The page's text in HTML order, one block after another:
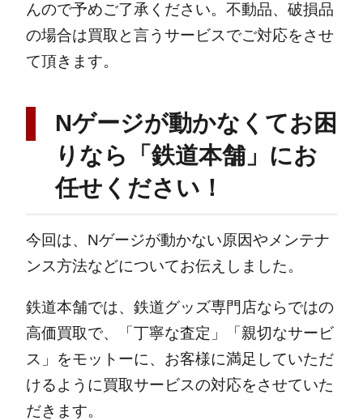
んので予めご了承ください。不動品、破損品
の場合は買取と言うサービスでご対応をさせ
て頂きます。
Nゲージが動かなくてお困
りなら「鉄道本舗」にお
任せください！
今回は、Nゲージが動かない原因やメンテナ
ンス方法などについてお伝えしました。
鉄道本舗では、鉄道グッズ専門店ならではの
高価買取で、「丁寧な査定」「親切なサービ
ス」をモットーに、お客様に満足していただ
けるように買取サービスの対応をさせていた
だきます。